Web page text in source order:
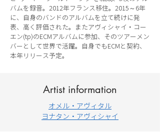
バムを録音。2012年フランス移住。2015～6年
に、自身のバンドのアルバムを立て続けに発
表、高く評価された。またアヴィシャイ・コー
エン(tp)のECMアルバムに参加、そのツアーメン
バーとして世界で活躍。自身でもECMと契約、
本年リリース予定。
Artist information
オメル・アヴィタル
ヨナタン・アヴィシャイ